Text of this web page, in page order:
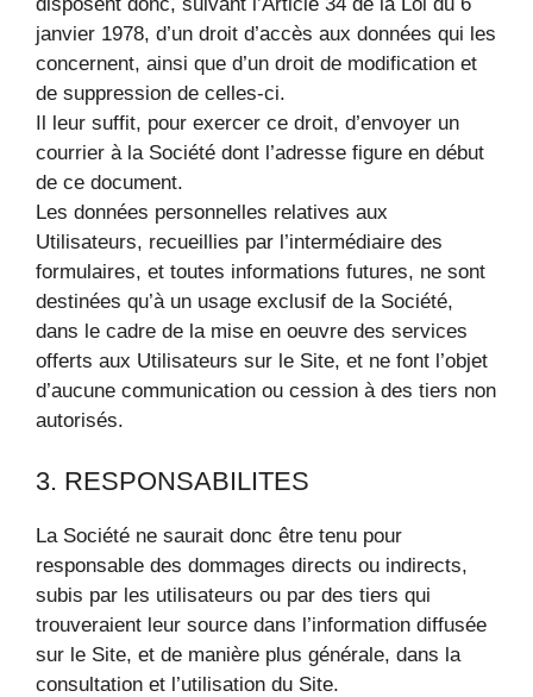
janvier 1978, d’un droit d’accès aux données qui les
concernent, ainsi que d’un droit de modification et
de suppression de celles-ci.
Il leur suffit, pour exercer ce droit, d’envoyer un
courrier à la Société dont l’adresse figure en début
de ce document.
Les données personnelles relatives aux
Utilisateurs, recueillies par l’intermédiaire des
formulaires, et toutes informations futures, ne sont
destinées qu’à un usage exclusif de la Société,
dans le cadre de la mise en oeuvre des services
offerts aux Utilisateurs sur le Site, et ne font l’objet
d’aucune communication ou cession à des tiers non
autorisés.
3. RESPONSABILITES
La Société ne saurait donc être tenu pour
responsable des dommages directs ou indirects,
subis par les utilisateurs ou par des tiers qui
trouveraient leur source dans l’information diffusée
sur le Site, et de manière plus générale, dans la
consultation et l’utilisation du Site.